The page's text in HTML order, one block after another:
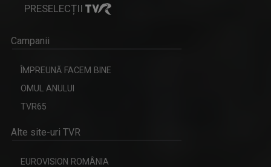
PRESELECȚII
Campanii
ÎMPREUNĂ FACEM BINE
OMUL ANULUI
TVR65
Alte site-uri TVR
EUROVISION ROMÂNIA